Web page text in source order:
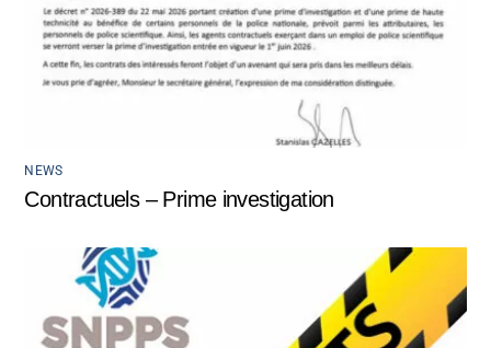
NEWS
Contractuels – Prime investigation